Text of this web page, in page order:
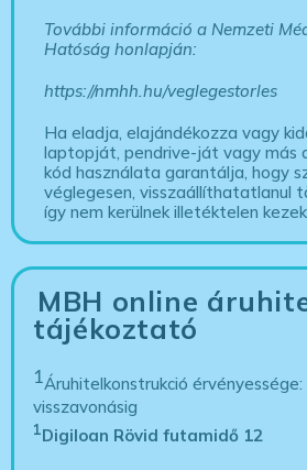
További információ a Nemzeti
Hatóság honlapján:
https://nmhh.hu/veglegestorles
Ha eladja, elajándékozza vagy
laptopját, pendrive-ját vagy más
kód használata garantálja, hogy
véglegesen, visszaállíthatatlanul
így nem kerülnek illetéktelen
MBH online
tájékoztató
1Áruhitelkonstrukció
visszavonásig
1Digiloan Rövid futamidő 12